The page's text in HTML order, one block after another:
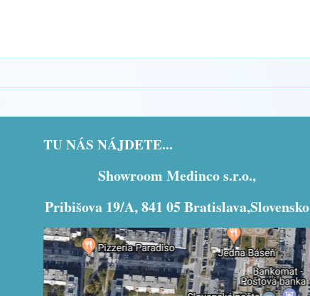
TU NÁS NÁJDETE...
Showroom Medinco s.r.o.,
Pribišova 19/A, 841 05 Bratislava,Slovensko
Externý obsah je blokovaný Voľbami
súkromia